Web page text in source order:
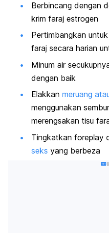
Berbincang dengan
krim faraj estrogen
Pertimbangkan
faraj secara harian
Minum air
dengan baik
Elakkan meruang
menggunakan
merengsakan tisu
Tingkatkan foreplay
seks yang berbeza